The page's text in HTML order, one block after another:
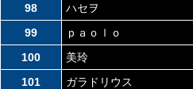
98
ハセヲ
99
ｐａｏｌｏ
100
美玲
101
ガラドリウス